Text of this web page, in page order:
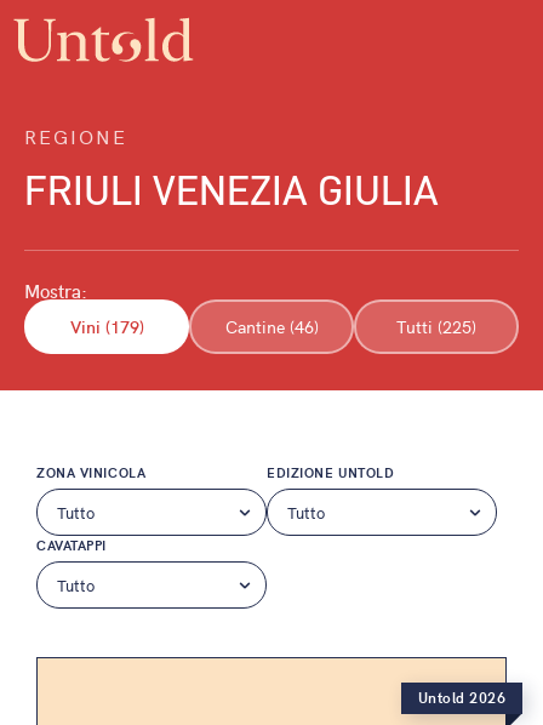
REGIONE
FRIULI VENEZIA GIULIA
Mostra:
Vini (179) Cantine (46) Tutti (225)
ZONA VINICOLA EDIZIONE UNTOLD
CAVATAPPI
Untold 2026